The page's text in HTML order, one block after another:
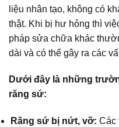
liệu nhân tạo, không có
thật. Khi bị hư hỏng thì
pháp sửa chữa khác
dài và có thể gây ra các
Dưới đây là những
răng sứ:
Răng sứ bị nứt, vỡ: Các